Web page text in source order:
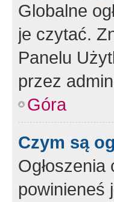
Globalne
je czytać.
Panelu
przez
Góra
Czym są
powinieneś